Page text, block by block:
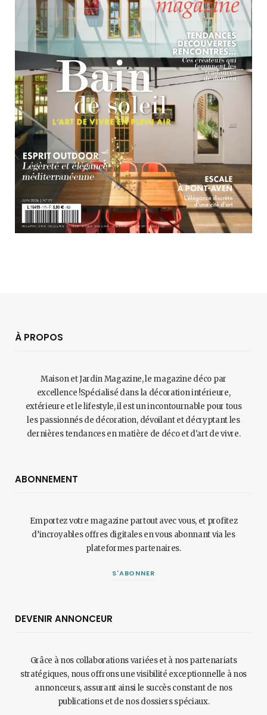
À PROPOS
Maison et Jardin Magazine, le magazine déco par
excellence !Spécialisé dans la décoration intérieure,
extérieure et le lifestyle, il est un incontournable pour tous
les passionnés de décoration, dévoilant et décryptant les
dernières tendances en matière de déco et d'art de vivre.
ABONNEMENT
Emportez votre magazine partout avec vous, et profitez
d’incroyables offres digitales en vous abonnant via les
plateformes partenaires.
S'ABONNER
DEVENIR ANNONCEUR
Grâce à nos collaborations variées et à nos partenariats
stratégiques, nous offrons une visibilité exceptionnelle à nos
annonceurs, assurant ainsi le succès constant de nos
publications et de nos dossiers spéciaux.